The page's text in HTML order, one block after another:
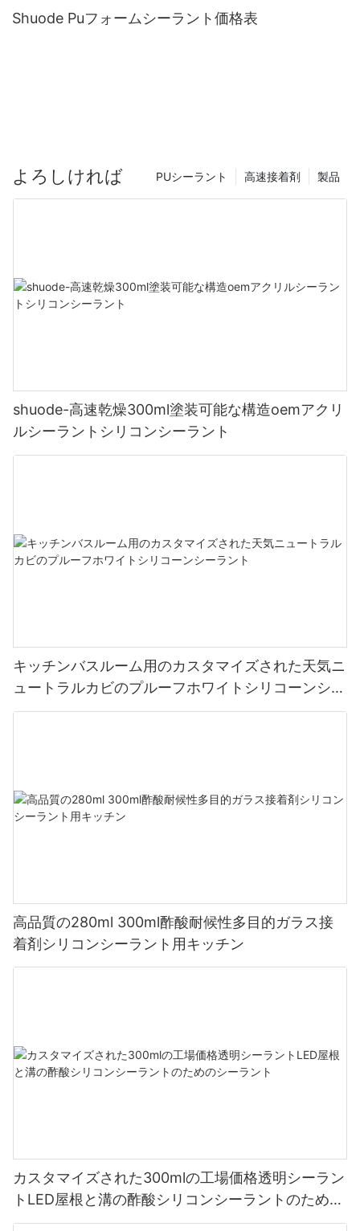
Shuode Puフォームシーラント価格表
よろしければ 製品
高速接着剤
PUシーラント
shuode-高速乾燥300ml塗装可能な構造oemアクリ
ルシーラントシリコンシーラント
キッチンバスルーム用のカスタマイズされた天気ニ
ュートラルカビのプルーフホワイトシリコーンシー
ラント
高品質の280ml 300ml酢酸耐候性多目的ガラス接
着剤シリコンシーラント用キッチン
カスタマイズされた300mlの工場価格透明シーラン
トLED屋根と溝の酢酸シリコンシーラントのための
シーラント